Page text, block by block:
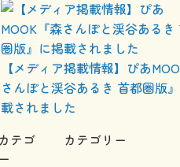
【メディア掲載情報】ぴあ
さんぽと渓谷あるき 首都圏版
載されました
カテゴリー